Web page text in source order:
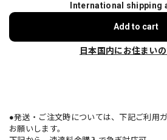
International shipping
Add to cart
日本国内にお住まい
●発送・ご注文時については、下記ご利用
お願いします。